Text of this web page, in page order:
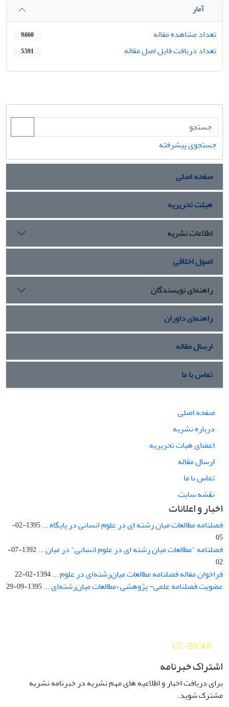
آمار
تعداد مشاهده مقاله
9,660
تعداد دریافت فایل اصل مقاله 5,591
جستجوی پیشرفته
صفحه اصلی
هیئت تحریریه
اطلاعات نشریه
اصول اخلاقی
راهنمای نویسندگان
راهنمای داوران
ارسال مقاله
تماس با ما
صفحه اصلی
درباره نشریه
اعضای هیات تحریریه
ارسال مقاله
تماس با ما
نقشه سایت
اخبار و اعلانات
فصلنامه مطالعات میان رشته ای در علوم انسانی در پایگاه ...
1395-02-
05
فصلنامه "مطالعات میان رشته ای در علوم انسانی" در میان ...
1392-07-
02
فراخوان مقاله فصلنامه مطالعات میان‌رشته‌ای در علوم ...1394-02-22
عضویت فصلنامه علمی- پژوهشی «مطالعات میان‌رشته‌ای ...1395-09-29
CC-BY 4.0
اشتراک خبرنامه
برای دریافت اخبار و اطلاعیه های مهم نشریه در خبرنامه نشریه
مشترک شوید.